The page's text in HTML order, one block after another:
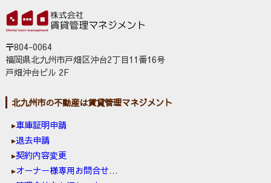
〒804-0064
福岡県北九州市戸畑区沖台2丁目11番16号
戸畑沖台ビル 2F
北九州市の不動産は賃貸管理マネジメント
車庫証明申請
退去申請
契約内容変更
オーナー様専用お問合せ窓口